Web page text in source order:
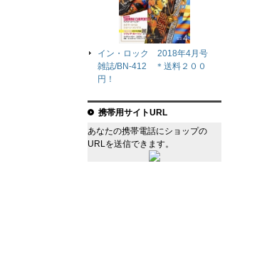
イン・ロック 2018年4月号
雑誌/BN-412 ＊送料２００
円！
携帯用サイトURL
あなたの携帯電話にショップの
URLを送信できます。